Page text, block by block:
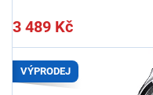
3 489 Kč
VÝPRODEJ